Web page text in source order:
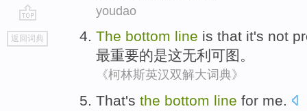
go
top
返回词典
youdao
The bottom line is that it's not
最重要的是这无利可图。
《柯林斯英汉双解大词典》
That's the bottom line for me.